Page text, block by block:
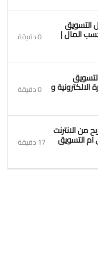
التسويق
المال | 0 دقيقة
الالكترونية و 0 دقيقة
من الانترنت
ام التسويق 17 دقيقة